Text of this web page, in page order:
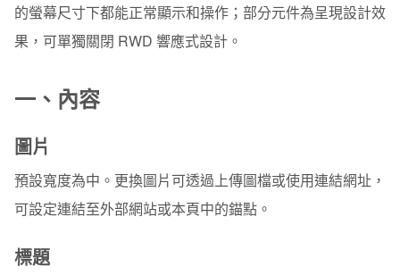
的螢幕尺寸下都能正常顯示和操作；部分元件為呈現設計效
果，可單獨關閉 RWD 響應式設計。
一、內容
圖片
預設寬度為中。更換圖片可透過上傳圖檔或使用連結網址，
可設定連結至外部網站或本頁中的錨點。
標題